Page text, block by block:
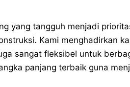
yang tangguh menjadi
Kami menghadirkan
sangat fleksibel untuk
panjang terbaik guna